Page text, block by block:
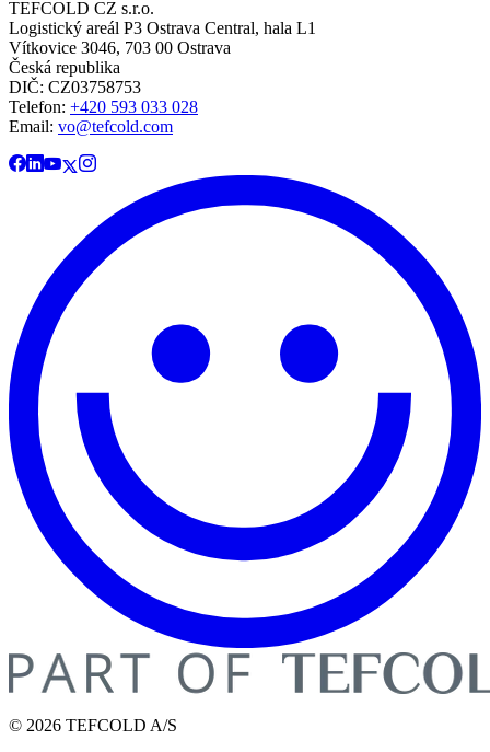
TEFCOLD CZ s.r.o.
Logistický areál P3 Ostrava Central, hala L1
Vítkovice 3046, 703 00 Ostrava
Česká republika
DIČ: CZ03758753​​​​​​
Telefon: +420 593 033 028
Email: vo@tefcold.com
© 2026 TEFCOLD A/S